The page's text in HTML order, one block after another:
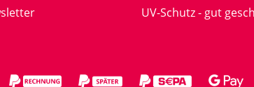
UV-Schutz - gut